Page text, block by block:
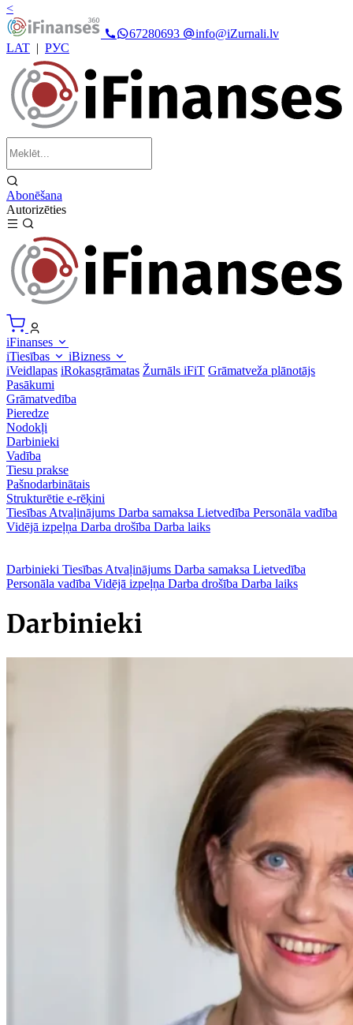
<
67280693
info@iZurnali.lv
LAT | РУС
Abonēšana
Autorizēties
iFinanses
iTiesības
iBizness
iVeidlapas iRokasgrāmatas Žurnāls iFiT Grāmatveža plānotājs
Pasākumi
Grāmatvedība
Pieredze
Nodokļi
Darbinieki
Vadība
Tiesu prakse
Pašnodarbinātais
Strukturētie e-rēķini
Tiesības Atvaļinājums Darba samaksa Lietvedība Personāla vadība
Vidējā izpeļņa Darba drošība Darba laiks
Darbinieki Tiesības Atvaļinājums Darba samaksa Lietvedība
Personāla vadība Vidējā izpeļņa Darba drošība Darba laiks
Darbinieki